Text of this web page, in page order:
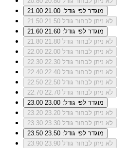
21.00
מוגדר לפי גודל: 21.00
21.50
לא ניתן לבחור גודל 21.50
21.60
מוגדר לפי גודל: 21.60
21.80
לא ניתן לבחור גודל 21.80
22.00
לא ניתן לבחור גודל 22.00
22.30
לא ניתן לבחור גודל 22.30
22.40
לא ניתן לבחור גודל 22.40
22.50
לא ניתן לבחור גודל 22.50
22.70
לא ניתן לבחור גודל 22.70
23.00
מוגדר לפי גודל: 23.00
23.20
לא ניתן לבחור גודל 23.20
23.30
לא ניתן לבחור גודל 23.30
23.50
מוגדר לפי גודל: 23.50
23.90
לא ניתן לבחור גודל 23.90